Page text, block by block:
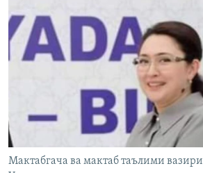
Мактабгача ва мактаб таълими